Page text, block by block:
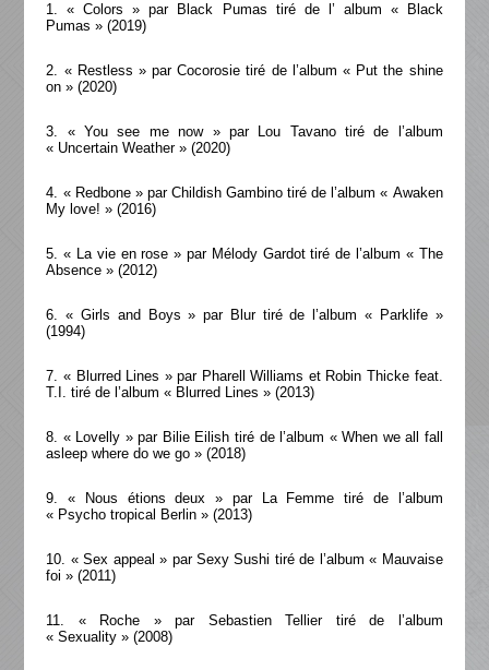
1. « Colors » par Black Pumas tiré de l’ album « Black
Pumas » (2019)
2. « Restless » par Cocorosie tiré de l’album « Put the shine
on » (2020)
3. « You see me now » par Lou Tavano tiré de l’album
« Uncertain Weather » (2020)
4. « Redbone » par Childish Gambino tiré de l’album « Awaken
My love! » (2016)
5. « La vie en rose » par Mélody Gardot tiré de l’album « The
Absence » (2012)
6. « Girls and Boys » par Blur tiré de l’album « Parklife »
(1994)
7. « Blurred Lines » par Pharell Williams et Robin Thicke feat.
T.I. tiré de l’album « Blurred Lines » (2013)
8. « Lovelly » par Bilie Eilish tiré de l’album « When we all fall
asleep where do we go » (2018)
9. « Nous étions deux » par La Femme tiré de l’album
« Psycho tropical Berlin » (2013)
10. « Sex appeal » par Sexy Sushi tiré de l’album « Mauvaise
foi » (2011)
11. « Roche » par Sebastien Tellier tiré de l’album
« Sexuality » (2008)